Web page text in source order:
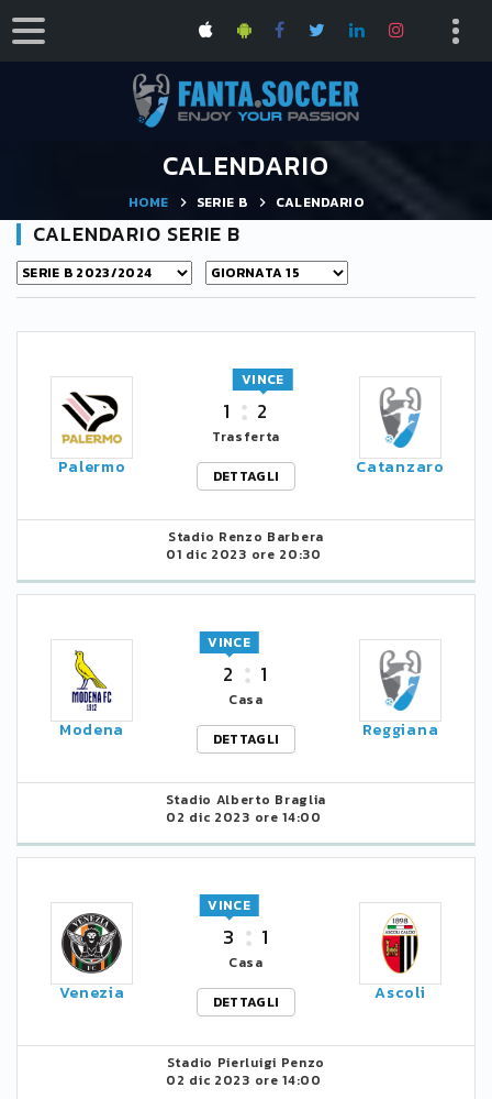
CALENDARIO
HOME SERIE B CALENDARIO
CALENDARIO SERIE B
Palermo
1 2
VINCE
Trasferta
DETTAGLI
Catanzaro
Stadio Renzo Barbera
01 dic 2023 ore 20:30
Modena
2
VINCE
1
Casa
DETTAGLI
Reggiana
Stadio Alberto Braglia
02 dic 2023 ore 14:00
Venezia
3
VINCE
1
Casa
DETTAGLI
Ascoli
Stadio Pierluigi Penzo
02 dic 2023 ore 14:00